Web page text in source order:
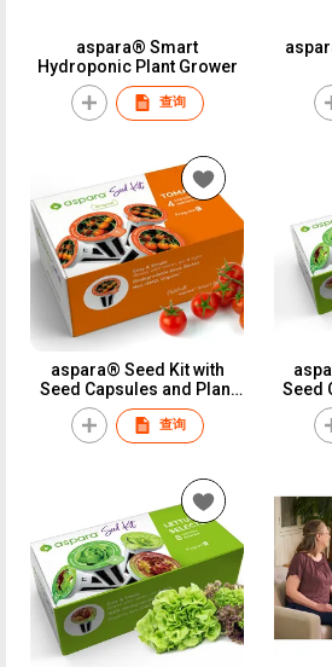
aspara® Smart
Hydroponic Plant Grower
查询
aspara® Seed Kit with
Seed Capsules and Plant
Nutrient Packs
查询
Seed